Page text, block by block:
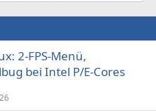
2-FPS-Menü,
bei Intel P/E-Cores